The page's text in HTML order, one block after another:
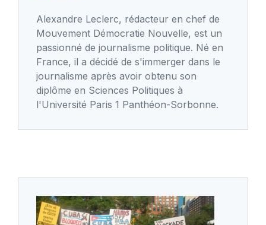
Alexandre Leclerc, rédacteur en chef de
Mouvement Démocratie Nouvelle, est un
passionné de journalisme politique. Né en
France, il a décidé de s'immerger dans le
journalisme après avoir obtenu son
diplôme en Sciences Politiques à
l'Université Paris 1 Panthéon-Sorbonne.